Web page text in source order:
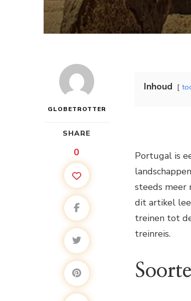
GLOBETROTTER
SHARE
0
Inhoud
Portugal is
steeds meer
dit artikel
treinen tot
treinreis.